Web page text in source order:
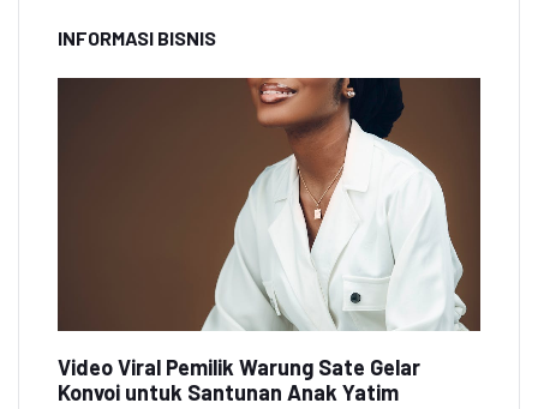
INFORMASI BISNIS
Video Viral Pemilik Warung Sate Gelar
Konvoi untuk Santunan Anak Yatim